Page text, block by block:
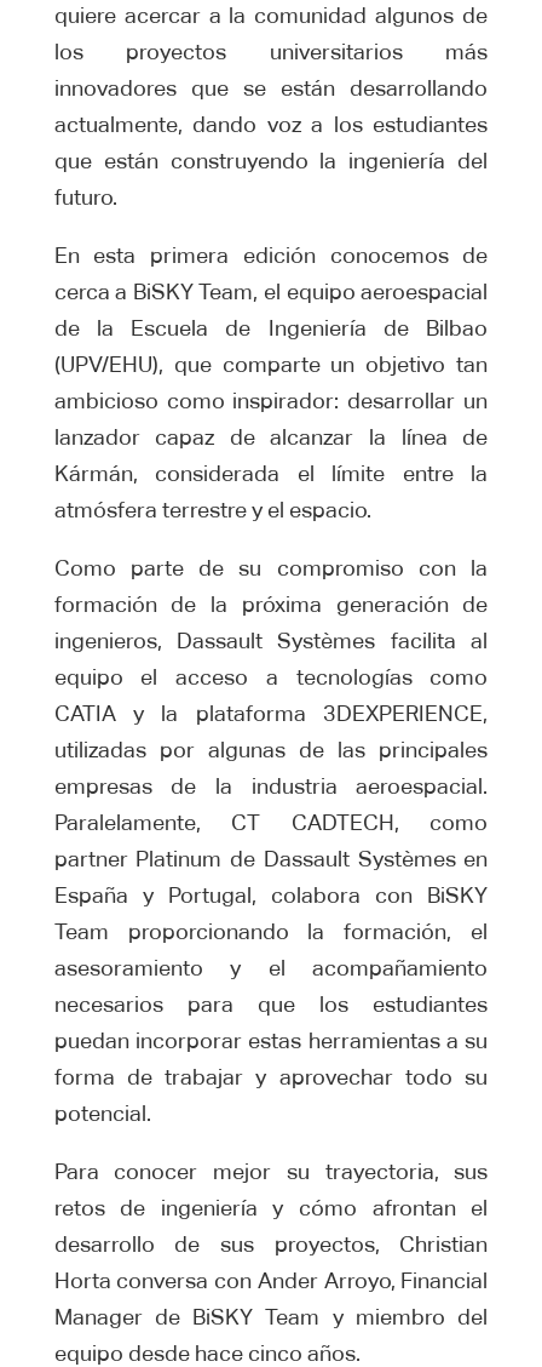
quiere acercar a la comunidad algunos de
los proyectos universitarios más
innovadores que se están desarrollando
actualmente, dando voz a los estudiantes
que están construyendo la ingeniería del
futuro.
En esta primera edición conocemos de
cerca a BiSKY Team, el equipo aeroespacial
de la Escuela de Ingeniería de Bilbao
(UPV/EHU), que comparte un objetivo tan
ambicioso como inspirador: desarrollar un
lanzador capaz de alcanzar la línea de
Kármán, considerada el límite entre la
atmósfera terrestre y el espacio.
Como parte de su compromiso con la
formación de la próxima generación de
ingenieros, Dassault Systèmes facilita al
equipo el acceso a tecnologías como
CATIA y la plataforma 3DEXPERIENCE,
utilizadas por algunas de las principales
empresas de la industria aeroespacial.
Paralelamente, CT CADTECH, como
partner Platinum de Dassault Systèmes en
España y Portugal, colabora con BiSKY
Team proporcionando la formación, el
asesoramiento y el acompañamiento
necesarios para que los estudiantes
puedan incorporar estas herramientas a su
forma de trabajar y aprovechar todo su
potencial.
Para conocer mejor su trayectoria, sus
retos de ingeniería y cómo afrontan el
desarrollo de sus proyectos, Christian
Horta conversa con Ander Arroyo, Financial
Manager de BiSKY Team y miembro del
equipo desde hace cinco años.